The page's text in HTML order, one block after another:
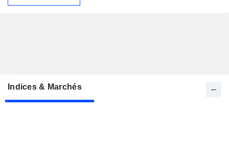
Indices & Marchés